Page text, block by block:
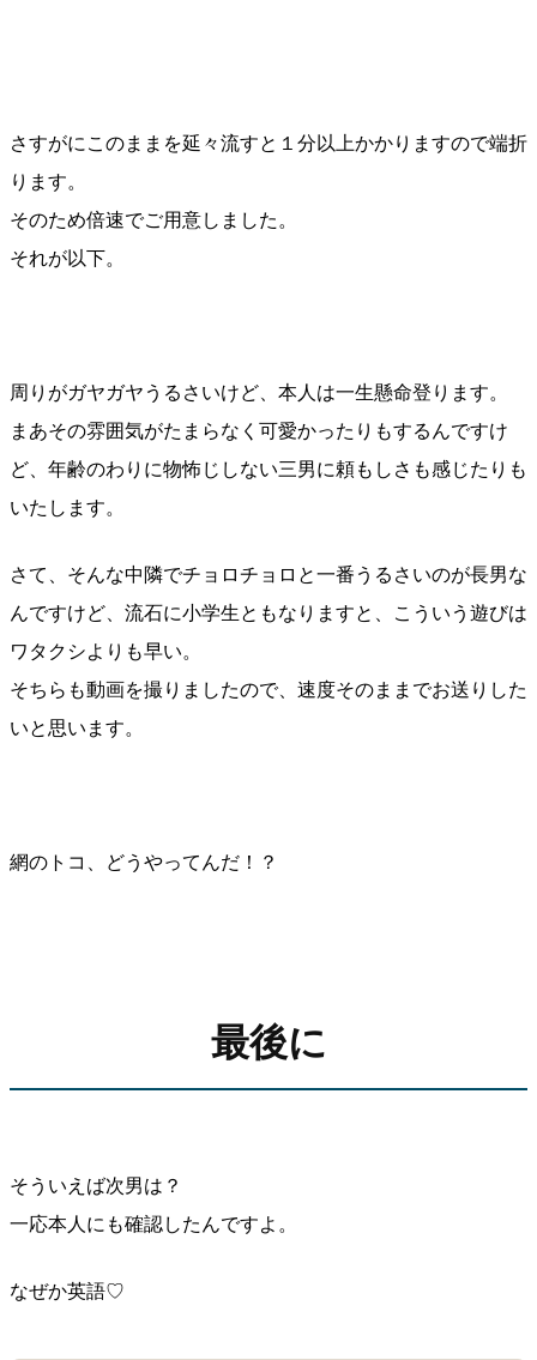
さすがにこのままを延々流すと１分以上かかりますので端折
ります。
そのため倍速でご用意しました。
それが以下。
周りがガヤガヤうるさいけど、本人は一生懸命登ります。
まあその雰囲気がたまらなく可愛かったりもするんですけ
ど、年齢のわりに物怖じしない三男に頼もしさも感じたりも
いたします。
さて、そんな中隣でチョロチョロと一番うるさいのが長男な
んですけど、流石に小学生ともなりますと、こういう遊びは
ワタクシよりも早い。
そちらも動画を撮りましたので、速度そのままでお送りした
いと思います。
網のトコ、どうやってんだ！？
最後に
そういえば次男は？
一応本人にも確認したんですよ。
なぜか英語♡